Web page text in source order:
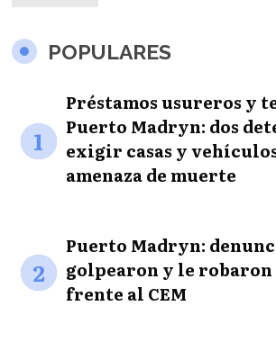
POPULARES
1
Préstamos usureros y
Puerto Madryn: dos
exigir casas y
amenaza de muerte
2
Puerto Madryn:
golpearon y le robaron
frente al CEM